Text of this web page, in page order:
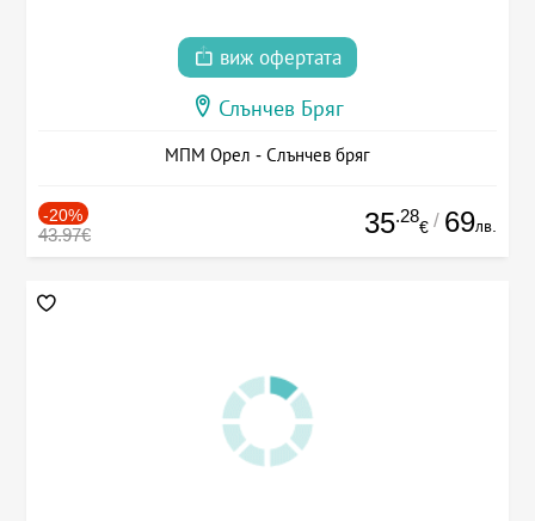
виж офертата
Слънчев Бряг
МПМ Орел - Слънчев бряг
-20%
43.97€ 35.28
€ / 69лв.